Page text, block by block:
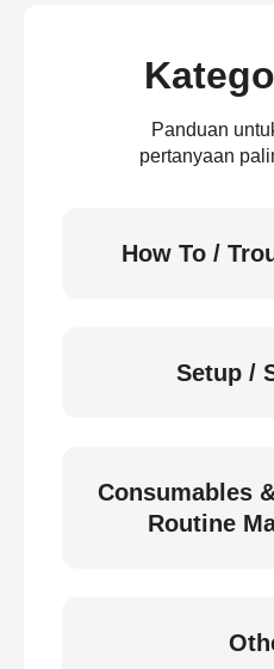
Panduan
pertanyaan
How To /
Setup /
Consumables
Routine